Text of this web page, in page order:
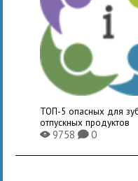
ТОП-5 опасных для
отпускных продуктов
X9758K0